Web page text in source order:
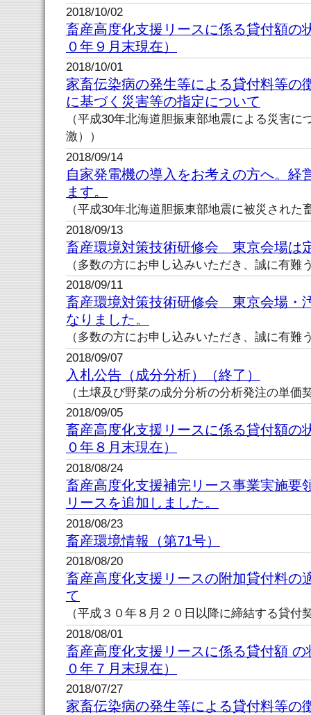
2018/10/02
畜産高度化支援リースに係る貸付額の
０年９月末現在）
2018/10/01
家畜伝染病の発生等による貸付料等の
に基づく災害等の指定について
（平成30年北海道胆振東部地震による災害に
激））
2018/09/14
自家発電機の導入をお考えの方へ。経
ます。
（平成30年北海道胆振東部地震に被災された
2018/09/13
畜産環境対策技術研修会 東京会場は
（多数の方にお申し込みいただき、誠に有難
2018/09/11
畜産環境対策技術研修会 東京会場・
なりました。
（多数の方にお申し込みいただき、誠に有難
2018/09/07
入札公告（成分分析）（終了）
（土壌及び野菜の成分分析の分析発注の単価
2018/09/05
畜産高度化支援リースに係る貸付額の
０年８月末現在）
2018/08/24
畜産高度化支援補完リース事業実施要
リースを追加しました。
2018/08/23
畜産環境情報（第71号）
2018/08/20
畜産高度化支援リースの附加貸付料の
て
（平成３０年８月２０日以降に締結する貸付
2018/08/01
畜産高度化支援リースに係る貸付額
０年７月末現在）
2018/07/27
家畜伝染病の発生等による貸付料等の